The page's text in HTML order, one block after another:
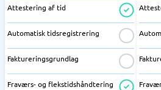
Attestering af tid
Automatisk tidsregistrering
Faktureringsgrundlag
Fraværs- og flekstidshåndtering